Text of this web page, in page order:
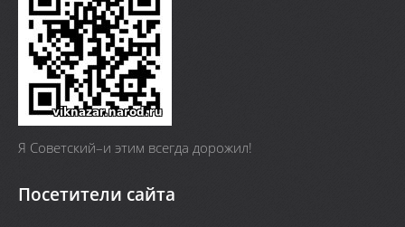
Я Cоветский–и этим всегда дорожил!
Посетители сайта